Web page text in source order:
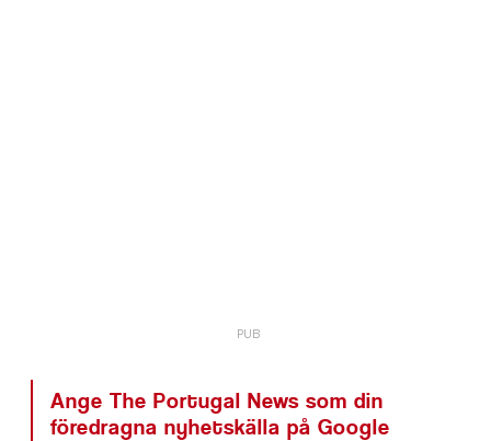
Ange The Portugal News som din
föredragna nyhetskälla på Google